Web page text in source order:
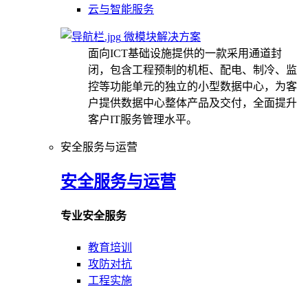
云与智能服务
微模块解决方案
面向ICT基础设施提供的一款采用通道封
闭，包含工程预制的机柜、配电、制冷、监
控等功能单元的独立的小型数据中心，为客
户提供数据中心整体产品及交付，全面提升
客户IT服务管理水平。
安全服务与运营
安全服务与运营
专业安全服务
教育培训
攻防对抗
工程实施